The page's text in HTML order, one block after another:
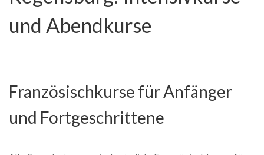
und Abendkurse
Französischkurse für Anfänger
und Fortgeschrittene